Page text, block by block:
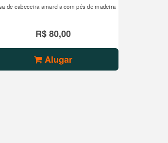
de cabeceira amarela com pés de madeira
R$ 80,00
Alugar